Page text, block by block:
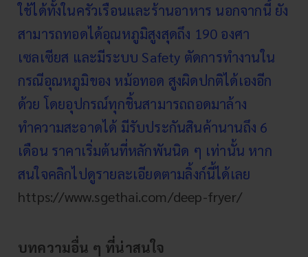
ใช้ได้ทั้งในครัวเรือนและร้านอาหาร นอกจากนี้ ยัง
สามารถทอดได้อุณหภูมิสูงสุดถึง 190 องศา
เซลเซียส และมีระบบ Safety ตัดการทำงานใน
กรณีอุณหภูมิของ หม้อทอด สูงผิดปกติได้เองอีก
ด้วย โดยอุปกรณ์ทุกชิ้นสามารถถอดมาล้าง
ทำความสะอาดได้ มีรับประกันสินค้านานถึง 6
เดือน ราคาเริ่มต้นที่หลักพันนิด ๆ เท่านั้น หาก
สนใจคลิกไปดูรายละเอียดตามลิ้งก์นี้ได้เลย
https://www.sgethai.com/deep-fryer/
บทความอื่น ๆ ที่น่าสนใจ